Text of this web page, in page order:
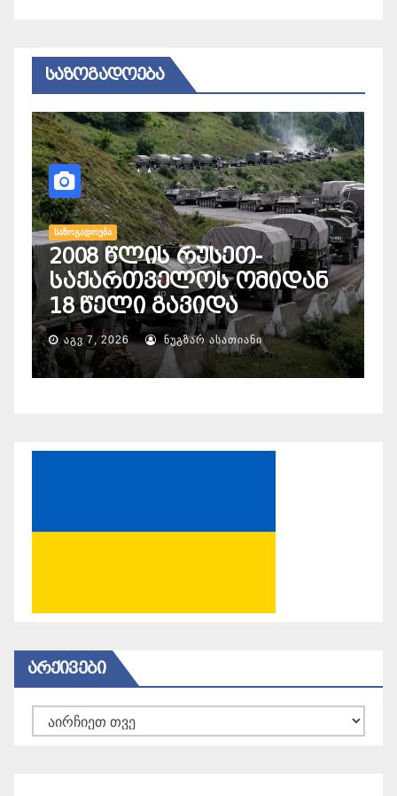
ᲡᲐᲖᲝᲒᲐᲓᲝᲔᲑᲐ
ᲡᲐᲖᲝᲒᲐᲓᲝᲔᲑᲐ
2008 წლის რუსეთ-
საქართველოს ომიდან
18 წელი გავიდა
ᲐᲒᲕ 7, 2026 ᲜᲣᲒᲖᲐᲠ ᲐᲡᲐᲗᲘᲐᲜᲘ
ᲐᲠᲥᲘᲕᲔᲑᲘ
არქივები